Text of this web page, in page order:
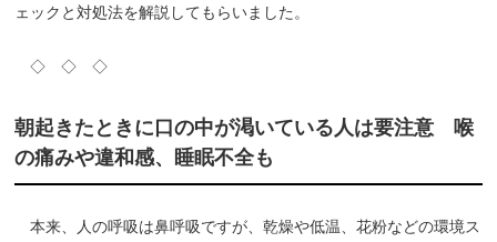
ェックと対処法を解説してもらいました。
◇ ◇ ◇
朝起きたときに口の中が渇いている人は要注意 喉
の痛みや違和感、睡眠不全も
本来、人の呼吸は鼻呼吸ですが、乾燥や低温、花粉などの環境ス